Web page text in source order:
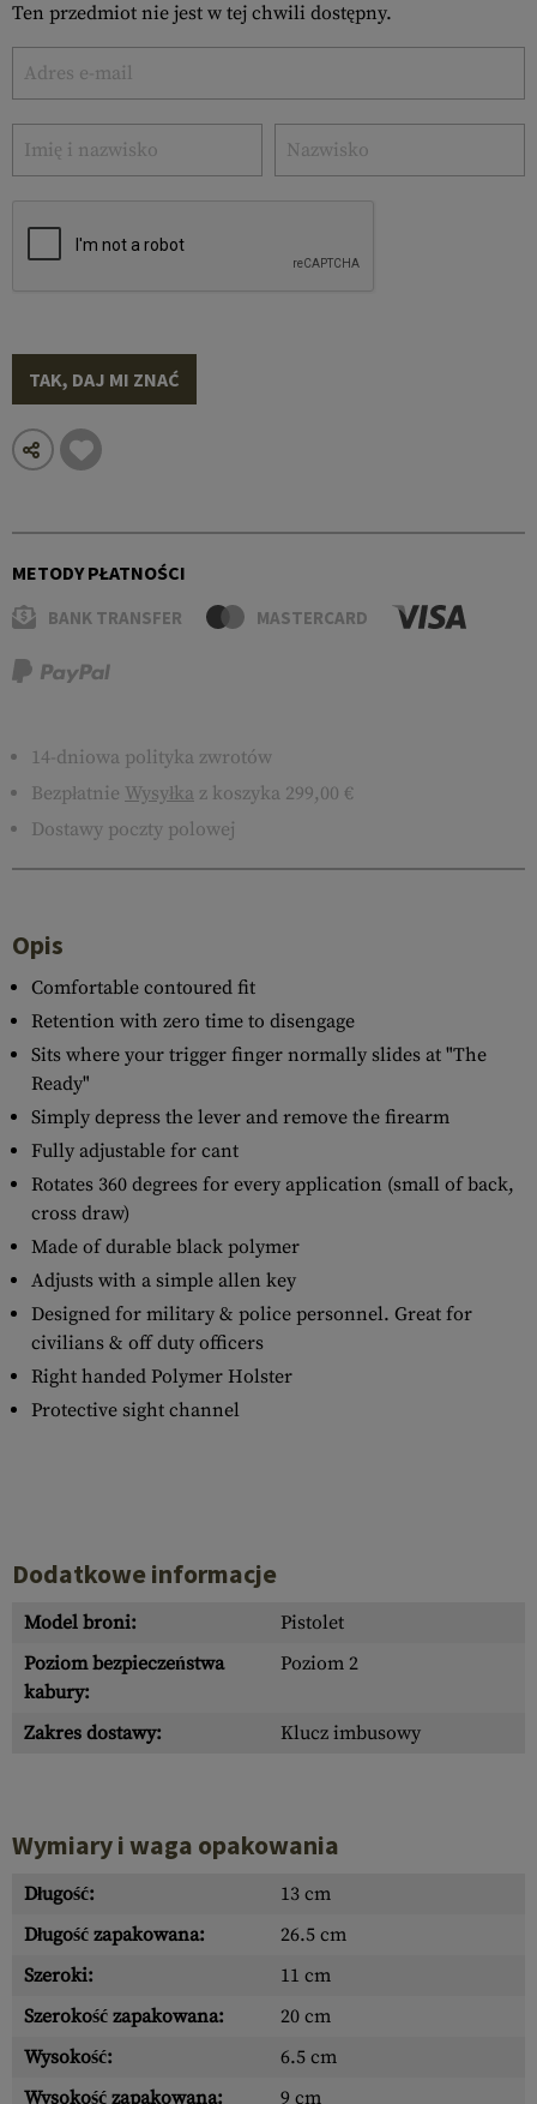
Ten przedmiot nie jest w tej chwili dostępny.
TAK, DAJ MI ZNAĆ
METODY PŁATNOŚCI
BANK TRANSFER MASTERCARD
14-dniowa polityka zwrotów
Bezpłatnie Wysyłka z koszyka 299,00 €
Dostawy poczty polowej
Opis
Comfortable contoured fit
Retention with zero time to disengage
Sits where your trigger finger normally slides at "The
Ready"
Simply depress the lever and remove the firearm
Fully adjustable for cant
Rotates 360 degrees for every application (small of back,
cross draw)
Made of durable black polymer
Adjusts with a simple allen key
Designed for military & police personnel. Great for
civilians & off duty officers
Right handed Polymer Holster
Protective sight channel
Dodatkowe informacje
Model broni:
Pistolet
Poziom bezpieczeństwa
kabury:
Poziom 2
Zakres dostawy: Klucz imbusowy
Wymiary i waga opakowania
Długość:
13 cm
Długość zapakowana:
26.5 cm
Szeroki:
11 cm
Szerokość zapakowana:
20 cm
Wysokość:
6.5 cm
Wysokość zapakowana:
9 cm